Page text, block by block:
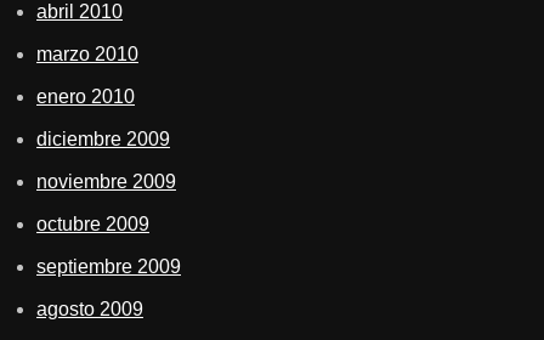
abril 2010
marzo 2010
enero 2010
diciembre 2009
noviembre 2009
octubre 2009
septiembre 2009
agosto 2009